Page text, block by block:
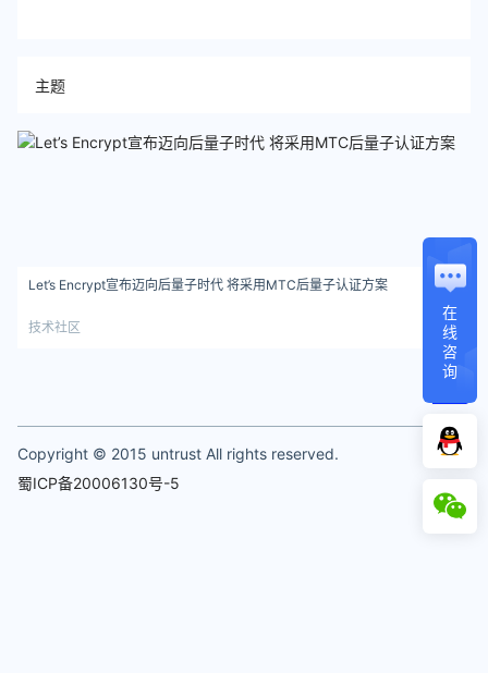
主题
Let’s Encrypt宣布迈向后量子时代 将采用MTC后量子认证方案
技术社区
1
在
线
咨
询
Copyright © 2015 untrust All rights reserved.
蜀ICP备20006130号-5